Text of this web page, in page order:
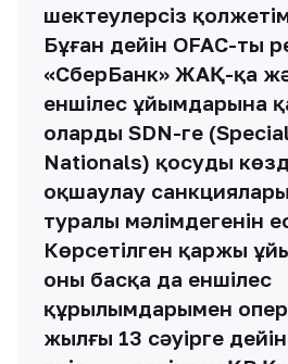
шектеулерсіз
Бұған дейін OFAC-тың
«СберБанк» ЖАҚ-қа
еншілес ұйымдарына
оларды SDN-ге
Nationals) қосуды
оқшаулау
туралы мәлімдегенін
Көрсетілген қаржы
оның басқа да еншілес
құрылымдарымен
жылғы 13 сәуірге